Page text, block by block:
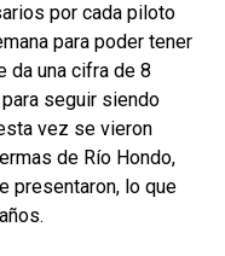
por cada piloto
para poder tener
da una cifra de 8
seguir siendo
vez se vieron
de Río Hondo,
presentaron, lo que